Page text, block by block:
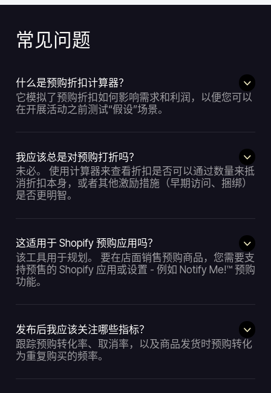
常见问题
什么是预购折扣计算器？
它模拟了预购折扣如何影响需求和利润，以便您可以
在开展活动之前测试“假设”场景。
我应该总是对预购打折吗？
未必。 使用计算器来查看折扣是否可以通过数量来抵
消折扣本身，或者其他激励措施（早期访问、捆绑）
是否更明智。
这适用于 Shopify 预购应用吗？
该工具用于规划。 要在店面销售预购商品，您需要支
持预售的 Shopify 应用或设置 - 例如 Notify Me!™ 预购
功能。
发布后我应该关注哪些指标？
跟踪预购转化率、取消率，以及商品发货时预购转化
为重复购买的频率。